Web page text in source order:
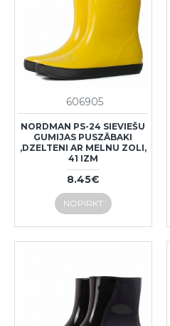
606905
NORDMAN PS-24 SIEVIEŠU
GUMIJAS PUSZĀBAKI
,DZELTENI AR MELNU ZOLI,
41 IZM
8.45€
NOPIRKT